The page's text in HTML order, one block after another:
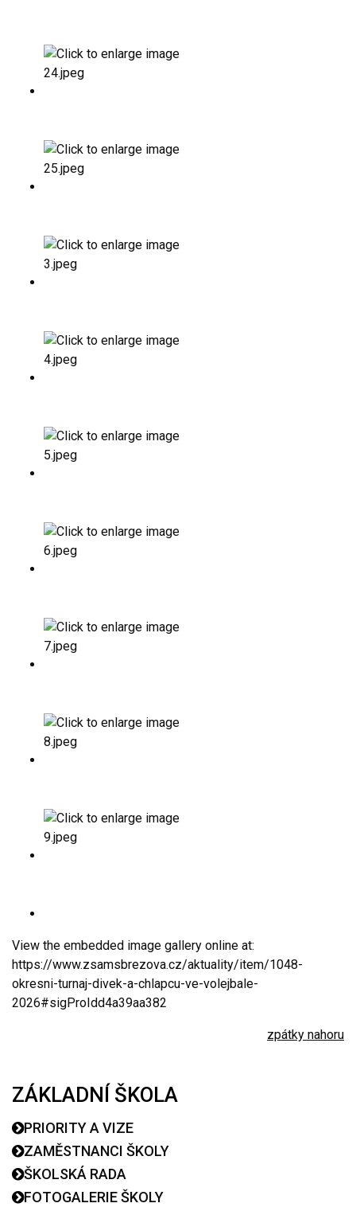
ZÁKLADNÍ ŠKOLA
PRIORITY A VIZE
ZAMĚSTNANCI ŠKOLY
ŠKOLSKÁ RADA
FOTOGALERIE ŠKOLY
View the embedded image gallery online at:
https://www.zsamsbrezova.cz/aktuality/item/1048-
okresni-turnaj-divek-a-chlapcu-ve-volejbale-
2026#sigProIdd4a39aa382
zpátky nahoru